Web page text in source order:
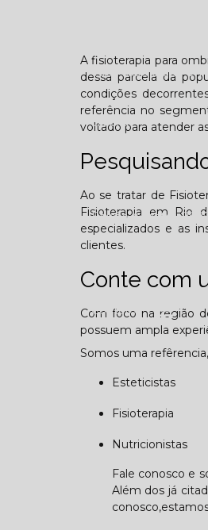
Você sabe o que é
Galeria
Edição Agosto - 2025
Contato
A fisioterapia para
dessa parcela da
condições
referência no
voltado para atender
Ao se tratar de
Fisioterapia em Rio
especializados e as
clientes.
Conte com
Com foco na região
possuem ampla
Somos uma
Esteticistas
Fisioterapia
Nutricionistas
Fale conosco e
Além dos já